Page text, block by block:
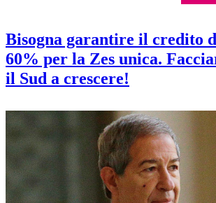
Bisogna garantire il credito
60% per la Zes unica.
il Sud a crescere!